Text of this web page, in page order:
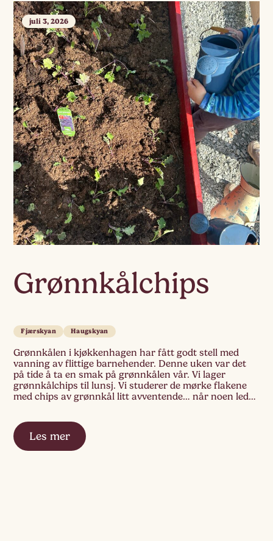
Grønnkålchips
juli 3, 2026
Fjærskyan Haugskyan
Grønnkålen i kjøkkenhagen har fått godt stell med
vanning av flittige barnehender. Denne uken var det
på tide å ta en smak på grønnkålen vår. Vi lager
grønnkålchips til lunsj. Vi studerer de mørke flakene
med chips av grønnkål litt avventende… når noen leder
Les mer